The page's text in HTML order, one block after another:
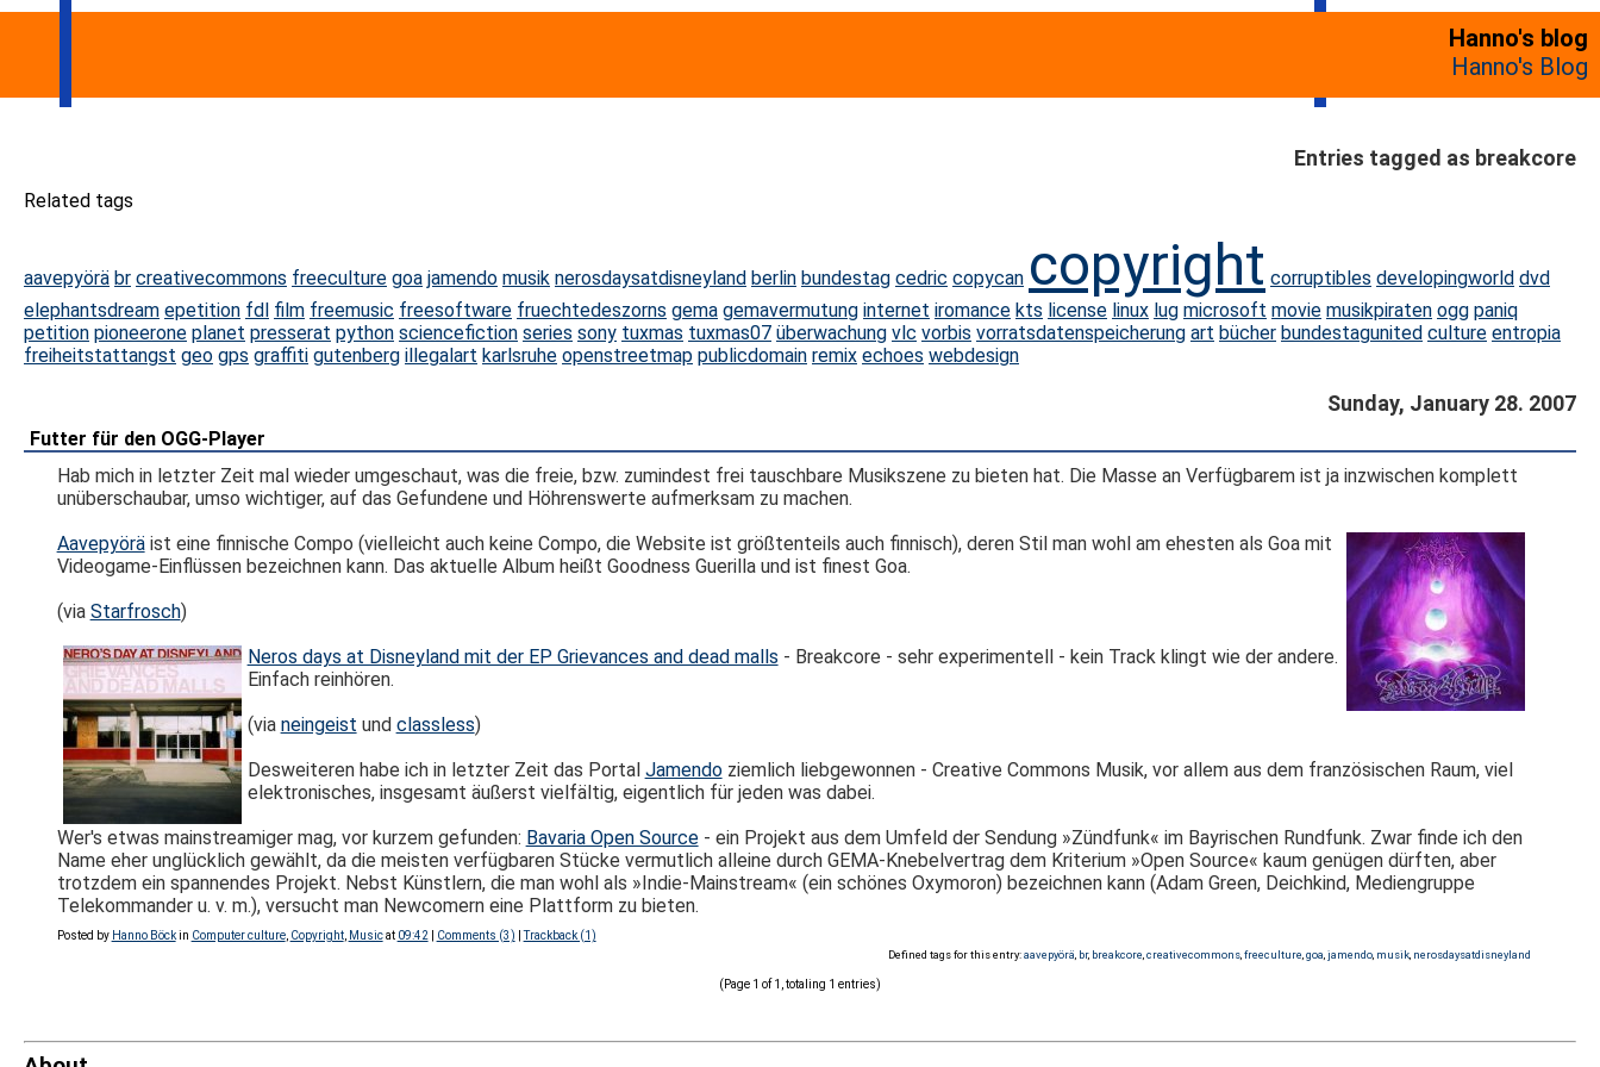
Hanno's blog
Hanno's Blog
Entries tagged as breakcore
Related tags
aavepyörä br creativecommons freeculture goa jamendo musik nerosdaysatdisneyland berlin bundestag cedric copycan copyright corruptibles developingworld dvd
elephantsdream epetition fdl film freemusic freesoftware fruechtedeszorns gema gemavermutung internet iromance kts license linux lug microsoft movie musikpiraten ogg paniq
petition pioneerone planet presserat python sciencefiction series sony tuxmas tuxmas07 überwachung vlc vorbis vorratsdatenspeicherung art bücher bundestagunited culture entropia
freiheitstattangst geo gps graffiti gutenberg illegalart karlsruhe openstreetmap publicdomain remix echoes webdesign
Sunday, January 28. 2007
Futter für den OGG-Player
Hab mich in letzter Zeit mal wieder umgeschaut, was die freie, bzw. zumindest frei tauschbare Musikszene zu bieten hat. Die Masse an Verfügbarem ist ja inzwischen komplett
unüberschaubar, umso wichtiger, auf das Gefundene und Höhrenswerte aufmerksam zu machen.
Aavepyöräist eine finnische Compo (vielleicht auch keine Compo, die Website ist größtenteils auch finnisch), deren Stil man wohl am ehesten als Goa mit
Videogame-Einflüssen bezeichnen kann. Das aktuelle Album heißt Goodness Guerilla und ist finest Goa.
(via Starfrosch)
Neros days at Disneyland mit der EP Grievances and dead malls - Breakcore - sehr experimentell - kein Track klingt wie der andere.
Einfach reinhören.
(via neingeist und classless)
Desweiteren habe ich in letzter Zeit das Portal Jamendoziemlich liebgewonnen - Creative Commons Musik, vor allem aus dem französischen Raum, viel
elektronisches, insgesamt äußerst vielfältig, eigentlich für jeden was dabei.
Wer's etwas mainstreamiger mag, vor kurzem gefunden: Bavaria Open Source- ein Projekt aus dem Umfeld der Sendung »Zündfunk« im Bayrischen Rundfunk. Zwar finde ich den
Name eher unglücklich gewählt, da die meisten verfügbaren Stücke vermutlich alleine durch GEMA-Knebelvertrag dem Kriterium »Open Source« kaum genügen dürften, aber
trotzdem ein spannendes Projekt. Nebst Künstlern, die man wohl als »Indie-Mainstream« (ein schönes Oxymoron) bezeichnen kann (Adam Green, Deichkind, Mediengruppe
Telekommander u. v. m.), versucht man Newcomern eine Plattform zu bieten.
Posted by Hanno Böckin Computer culture, Copyright, Musicat 09:42 Comments (3) |Trackback (1)
Defined tags for this entry:aavepyörä br, breakcore ,creativecommons ,freeculture ,goa ,jamendo musik nerosdaysatdisneyland
(Page 1 of 1, totaling 1 entries)